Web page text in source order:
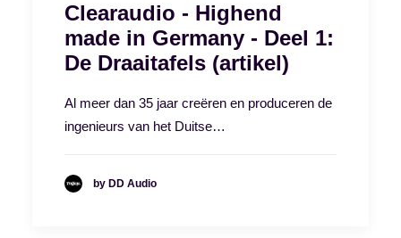
Clearaudio - Highend
made in Germany - Deel 1:
De Draaitafels (artikel)
Al meer dan 35 jaar creëren en produceren de
ingenieurs van het Duitse…
by DD Audio